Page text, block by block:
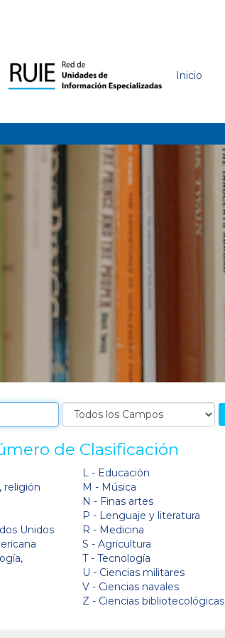
Inicio
de Clasificación
religión
Unidos
L - Educación
M - Música
N - Finas artes
P - Lenguaje y literatura
R - Medicina
S - Agricultura
T - Tecnología
U - Ciencias militares
V - Ciencias navales
Z - Ciencias bibliotecológicas